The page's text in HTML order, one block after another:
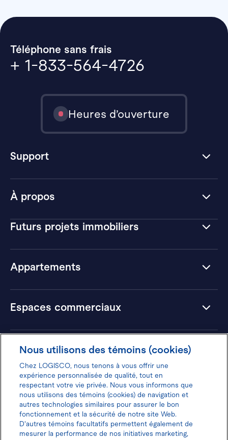
À propos
Futurs projets immobiliers
Appartements
Espaces commerciaux
Hôtels
Téléphone sans frais
+ 1-833-564-4726
Heures d’ouverture
Support
Donnez votre avis pour gagner 100$
Nous utilisons des témoins (cookies)
Chez LOGISCO, nous tenons à vous offrir une
expérience personnalisée de qualité, tout en
respectant votre vie privée. Nous vous informons que
nous utilisons des témoins (cookies) de navigation et
autres technologies similaires pour assurer le bon
fonctionnement et la sécurité de notre site Web.
D'autres témoins facultatifs permettent également de
mesurer la performance de nos initiatives marketing,